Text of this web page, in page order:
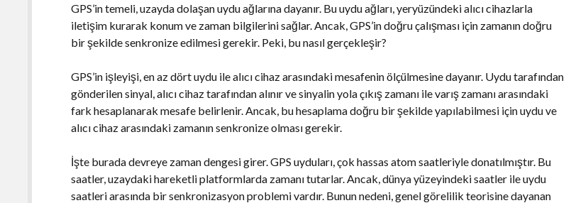
GPS’in temeli, uzayda dolaşan uydu ağlarına dayanır. Bu uydu ağları, yeryüzündeki alıcı cihazlarla
iletişim kurarak konum ve zaman bilgilerini sağlar. Ancak, GPS’in doğru çalışması için zamanın doğru
bir şekilde senkronize edilmesi gerekir. Peki, bu nasıl gerçekleşir?
GPS’in işleyişi, en az dört uydu ile alıcı cihaz arasındaki mesafenin ölçülmesine dayanır. Uydu tarafından
gönderilen sinyal, alıcı cihaz tarafından alınır ve sinyalin yola çıkış zamanı ile varış zamanı arasındaki
fark hesaplanarak mesafe belirlenir. Ancak, bu hesaplama doğru bir şekilde yapılabilmesi için uydu ve
alıcı cihaz arasındaki zamanın senkronize olması gerekir.
İşte burada devreye zaman dengesi girer. GPS uyduları, çok hassas atom saatleriyle donatılmıştır. Bu
saatler, uzaydaki hareketli platformlarda zamanı tutarlar. Ancak, dünya yüzeyindeki saatler ile uydu
saatleri arasında bir senkronizasyon problemi vardır. Bunun nedeni, genel görelilik teorisine dayanan